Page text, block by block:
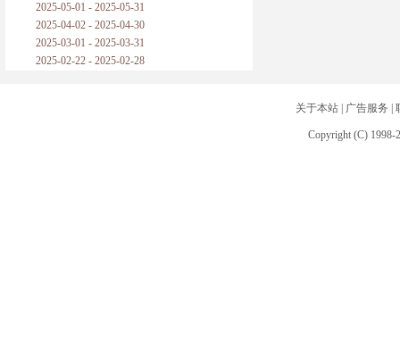
2025-05-01 - 2025-05-31
2025-04-02 - 2025-04-30
2025-03-01 - 2025-03-31
2025-02-22 - 2025-02-28
关于本站| 广告服务
Copyright (C) 1998-